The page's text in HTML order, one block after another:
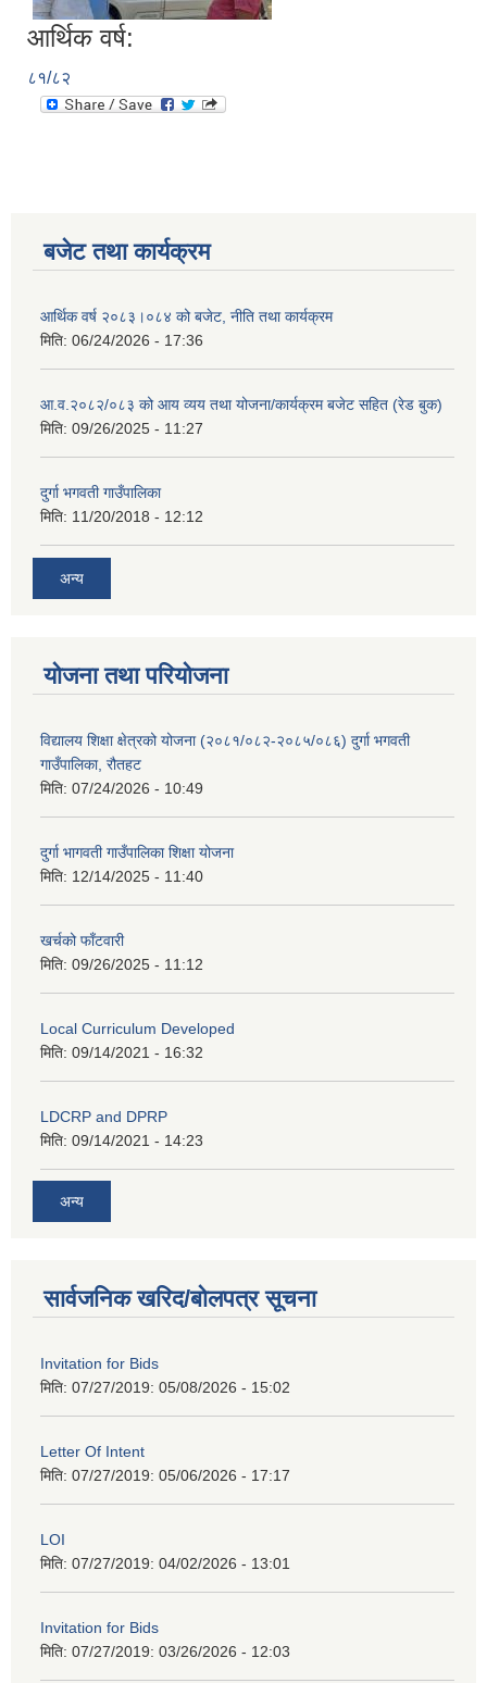
आर्थिक वर्ष:
८१/८२
बजेट तथा कार्यक्रम
आर्थिक वर्ष २०८३।०८४ को बजेट, नीति तथा कार्यक्रम
मिति: 06/24/2026 - 17:36
आ.व.२०८२/०८३ को आय व्यय तथा योजना/कार्यक्रम बजेट सहित (रेड बुक)
मिति: 09/26/2025 - 11:27
दुर्गा भगवती गाउँपालिका
मिति: 11/20/2018 - 12:12
अन्य
योजना तथा परियोजना
विद्यालय शिक्षा क्षेत्रको योजना (२०८१/०८२-२०८५/०८६) दुर्गा भगवती
गाउँपालिका, रौतहट
मिति: 07/24/2026 - 10:49
दुर्गा भागवती गाउँपालिका शिक्षा योजना
मिति: 12/14/2025 - 11:40
खर्चको फाँटवारी
मिति: 09/26/2025 - 11:12
Local Curriculum Developed
मिति: 09/14/2021 - 16:32
LDCRP and DPRP
मिति: 09/14/2021 - 14:23
अन्य
सार्वजनिक खरिद/बोलपत्र सूचना
Invitation for Bids
मिति: 07/27/2019: 05/08/2026 - 15:02
Letter Of Intent
मिति: 07/27/2019: 05/06/2026 - 17:17
LOI
मिति: 07/27/2019: 04/02/2026 - 13:01
Invitation for Bids
मिति: 07/27/2019: 03/26/2026 - 12:03